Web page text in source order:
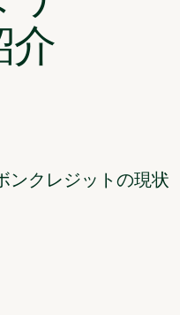
介
ンクレジットの現状